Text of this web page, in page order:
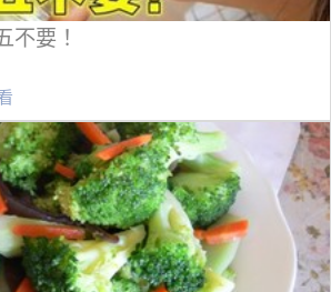
不要！